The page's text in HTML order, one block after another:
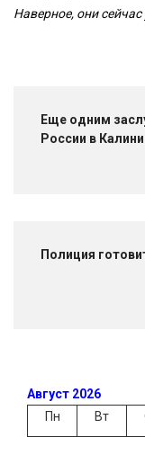
Наверное, они
Еще одним
России в
Полиция
Август 2026
Пн
Вт